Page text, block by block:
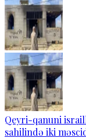
Qeyri-qanuni
sahilində iki